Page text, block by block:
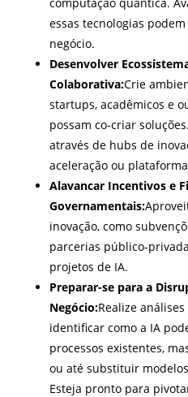
essas tecnologias
negócio.
Desenvolver
Colaborativa:Crie
startups, acadêmicos e
possam co-criar
através de hubs de
aceleração ou
Alavancar Incentivos e
Governamentais:
inovação, como
parcerias público-
projetos de IA.
Preparar-se para a
Negócio:Realize
identificar como a IA
processos existentes,
ou até substituir
Esteja pronto para